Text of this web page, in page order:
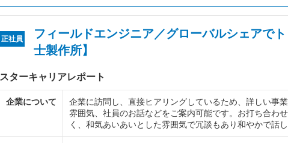
正社員
フィールドエンジニア／グローバルシェアで
士製作所】
スターキャリアレポート
企業について
企業に訪問し、直接ヒアリングしているため、詳しい事
雰囲気、社員のお話などをご案内可能です。お打ち合わ
く、和気あいあいとした雰囲気で冗談もあり和やかで話し